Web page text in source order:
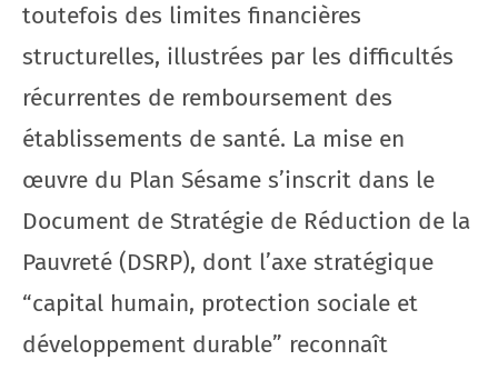
toutefois des limites financières
structurelles, illustrées par les difficultés
récurrentes de remboursement des
établissements de santé. La mise en
œuvre du Plan Sésame s’inscrit dans le
Document de Stratégie de Réduction de la
Pauvreté (DSRP), dont l’axe stratégique
“capital humain, protection sociale et
développement durable” reconnaît